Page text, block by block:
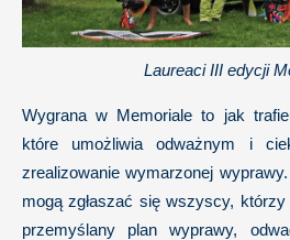
Laureaci III edycji
Wygrana w Memoriale to jak
które umożliwia odważnym i
zrealizowanie wymarzonej
mogą zgłaszać się wszyscy,
przemyślany plan wyprawy,